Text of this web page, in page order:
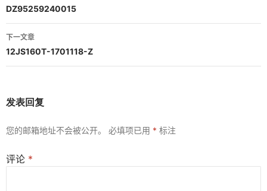
章
导
航
DZ95259240015
下一文章
12JS160T-1701118-Z
发表回复
您的邮箱地址不会被公开。 必填项已用 * 标注
评论 *